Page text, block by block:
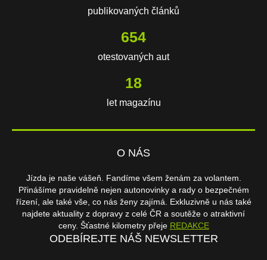
publikovaných článků
654
otestovaných aut
18
let magazínu
O NÁS
Jízda je naše vášeň. Fandíme všem ženám za volantem.
Přinášíme pravidelně nejen autonovinky a rady o bezpečném
řízení, ale také vše, co nás ženy zajímá. Exkluzivně u nás také
najdete aktuality z dopravy z celé ČR a soutěže o atraktivní
ceny. Šťastné kilometry přeje REDAKCE
ODEBÍREJTE NÁŠ NEWSLETTER